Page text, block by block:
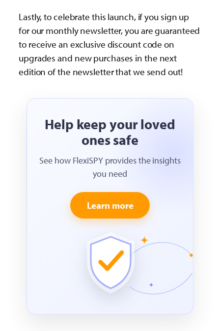
Lastly, to celebrate this launch, if you sign up
for our monthly newsletter, you are guaranteed
to receive an exclusive discount code on
upgrades and new purchases in the next
edition of the newsletter that we send out!
Help keep your loved
ones safe
See how FlexiSPY provides the insights
you need
Learn more